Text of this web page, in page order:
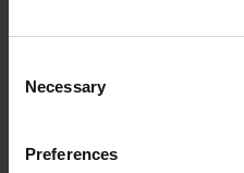
Selection
Necessary
Preferences
Max. Abtastfrequenz